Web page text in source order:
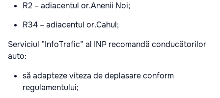
R2 – adiacentul or.Anenii Noi;
R34 – adiacentul or.Cahul;
Serviciul ”InfoTrafic” al INP recomandă conducătorilor
auto:
să adapteze viteza de deplasare conform
regulamentului;